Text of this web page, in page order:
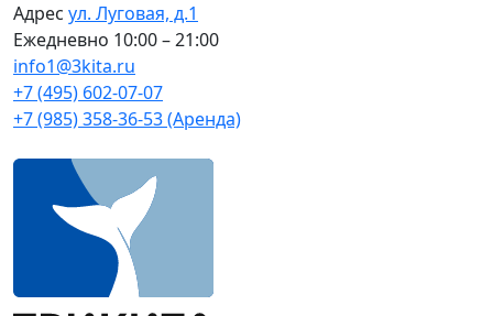
Адрес ул. Луговая, д.1
Ежедневно 10:00 – 21:00
info1@3kita.ru
+7 (495) 602-07-07
+7 (985) 358-36-53 (Аренда)